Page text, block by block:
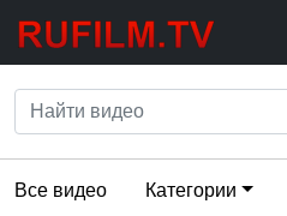
Все видео Категории